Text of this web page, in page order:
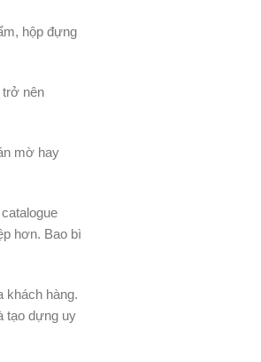
hộp đựng
trở nên
mờ hay
hơn. Bao bì
khách hàng.
tạo dựng uy